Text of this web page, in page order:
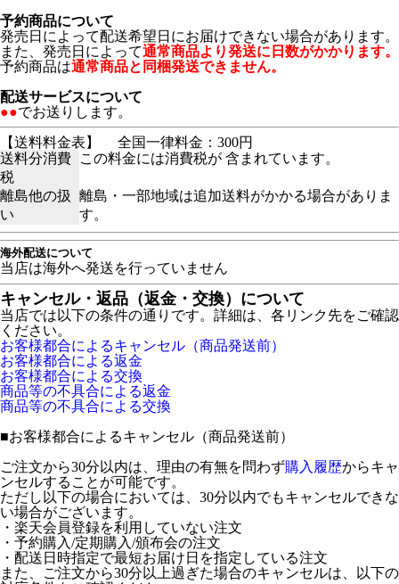
予約商品について
発売日によって配送希望日にお届けできない場合があります。
また、発売日によって通常商品より発送に日数がかかります。
予約商品は通常商品と同梱発送できません。
配送サービスについて
●●でお送りします。
【送料料金表】
全国一律料金：300円
送料分消費
税
この料金には消費税が 含まれています。
離島他の扱
い
離島・一部地域は追加送料がかかる場合がありま
す。
海外配送について
当店は海外へ発送を行っていません
キャンセル・返品（返金・交換）について
当店では以下の条件の通りです。詳細は、各リンク先をご確認
ください。
お客様都合によるキャンセル（商品発送前）
お客様都合による返金
お客様都合による交換
商品等の不具合による返金
商品等の不具合による交換
■お客様都合によるキャンセル（商品発送前）
ご注文から30分以内は、理由の有無を問わず購入履歴からキャ
ンセルすることが可能です。
ただし以下の場合においては、30分以内でもキャンセルできな
い場合がございます。
・楽天会員登録を利用していない注文
・予約購入/定期購入/頒布会の注文
・配送日時指定で最短お届け日を指定している注文
また、ご注文から30分以上過ぎた場合のキャンセルは、以下の